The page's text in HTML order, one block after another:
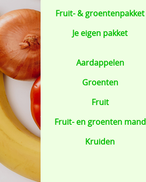
Fruit- & groentenpakket
Je eigen pakket
Aardappelen
Groenten
Fruit
Fruit- en groenten mand
Kruiden